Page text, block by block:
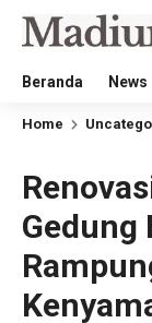
Beranda News
Home
Gedung